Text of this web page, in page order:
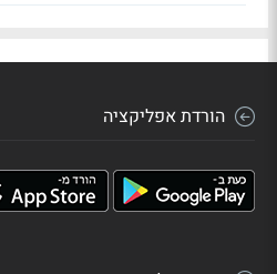
הורדת אפליקציה